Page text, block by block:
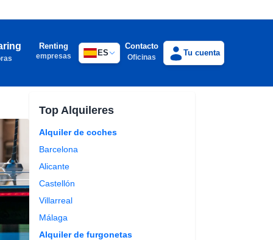
Renting
empresas ES
Contacto
Oficinas Tu cuenta
Top Alquileres
Alquiler de coches
Barcelona
Alicante
Castellón
Villarreal
Málaga
Alquiler de furgonetas